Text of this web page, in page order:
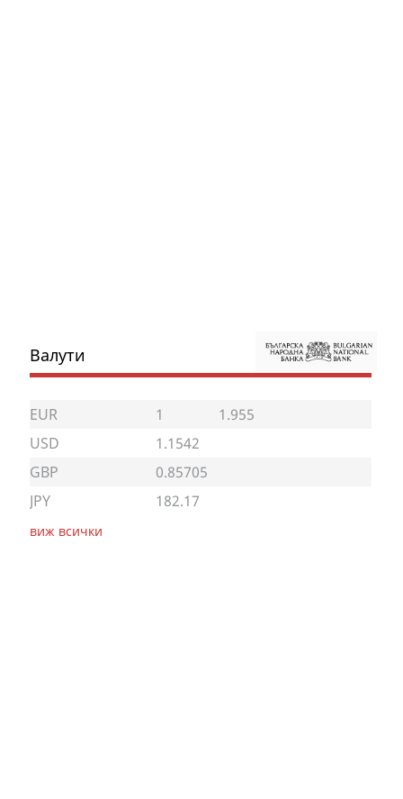
Валути
EUR 1
1.955
USD
1.1542
GBP
0.85705
JPY
182.17
виж всички